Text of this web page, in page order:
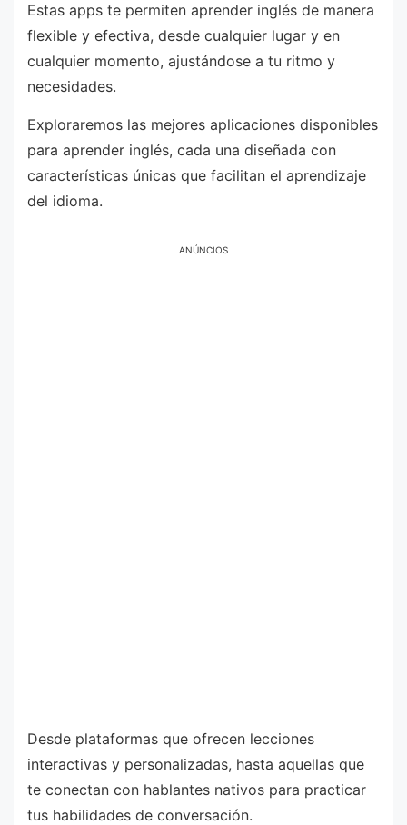
Estas apps te permiten aprender inglés de manera
flexible y efectiva, desde cualquier lugar y en
cualquier momento, ajustándose a tu ritmo y
necesidades.
Exploraremos las mejores aplicaciones disponibles
para aprender inglés, cada una diseñada con
características únicas que facilitan el aprendizaje
del idioma.
ANÚNCIOS
Desde plataformas que ofrecen lecciones
interactivas y personalizadas, hasta aquellas que
te conectan con hablantes nativos para practicar
tus habilidades de conversación.